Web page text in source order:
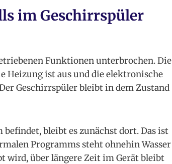
im Geschirrspüler
Funktionen unterbrochen. Die
Heizung ist aus und die elektronische
Geschirrspüler bleibt in dem Zustand
bleibt es zunächst dort. Das ist
Programms steht ohnehin Wasser
wird, über längere Zeit im Gerät bleibt